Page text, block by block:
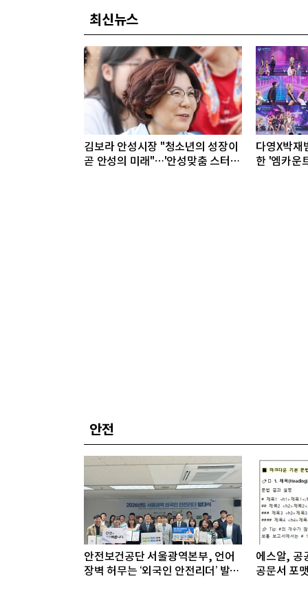
최신뉴스
김보라 안성시장 "청소년의 성장이
곧 안성의 미래"…'안성맞춤 스터디
다영X박재
한 '엠카운
안전
안전보건공단 서울광역본부, 언어
장벽 허무는 ‘외국인 안전리더’ 발대
에스알, 공
공문서 포